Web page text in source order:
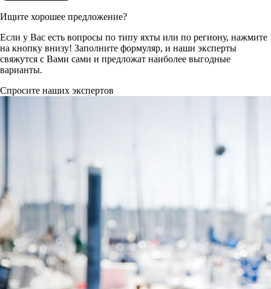
Ищите хорошее предложение?
Если у Вас есть вопросы по типу яхты или по региону, нажмите
на кнопку внизу! Заполните формуляр, и наши эксперты
свяжутся с Вами сами и предложат наиболее выгодные
варианты.
Спросите наших экспертов